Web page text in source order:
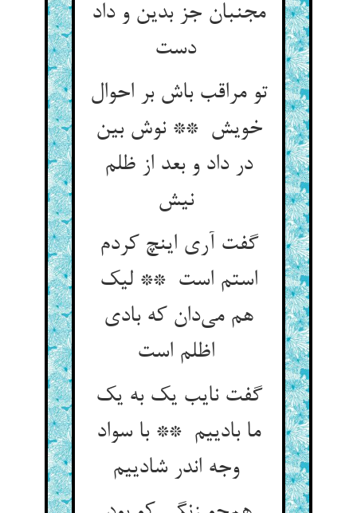
مجنبان جز بدین و داد
دست
تو مراقب باش بر احوال
خویش ** نوش بین
در داد و بعد از ظلم
نیش
گفت آری اینچ کردم
استم است ** لیک
هم می‌دان که بادی
اظلم است
گفت نایب یک به یک
ما بادییم ** با سواد
وجه اندر شادییم